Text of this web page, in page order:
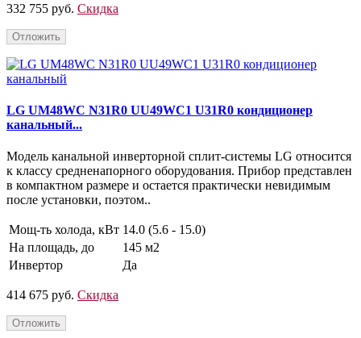
332 755 руб. Скидка
Отложить
LG UM48WC N31R0 UU49WC1 U31R0 кондиционер
канальный...
Модель канальной инверторной сплит-системы LG относится
к классу средненапорного оборудования. Прибор представлен
в компактном размере и остается практически невидимым
после установки, поэтом..
Мощ-ть холода, кВт 14.0 (5.6 - 15.0)
На площадь, до
145 м2
Инвертор
Да
414 675 руб. Скидка
Отложить